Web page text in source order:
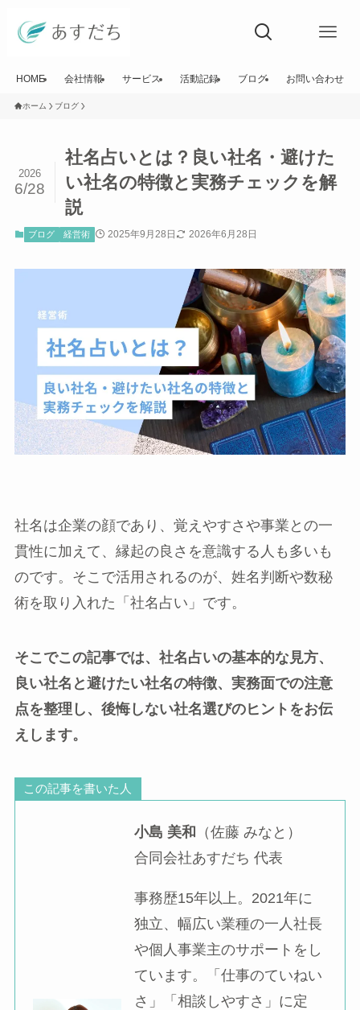
HOME 会社情報 サービス 活動記録 ブログ お問い合わせ
ホーム ブログ
社名占いとは？良い社名・避けた
い社名の特徴と実務チェックを解
説
2026
6/28
ブログ 経営術 2025年9月28日 2026年6月28日
社名は企業の顔であり、覚えやすさや事業との一
貫性に加えて、縁起の良さを意識する人も多いも
のです。そこで活用されるのが、姓名判断や数秘
術を取り入れた「社名占い」です。
そこでこの記事では、社名占いの基本的な見方、
良い社名と避けたい社名の特徴、実務面での注意
点を整理し、後悔しない社名選びのヒントをお伝
えします。
この記事を書いた人
小島 美和 （佐藤 みなと）
合同会社あすだち 代表
事務歴15年以上。2021年に
独立、幅広い業種の一人社長
や個人事業主のサポートをし
ています。「仕事のていねい
さ」「相談しやすさ」に定